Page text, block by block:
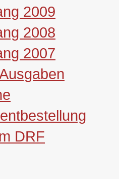
2009
2008
2007
DRF